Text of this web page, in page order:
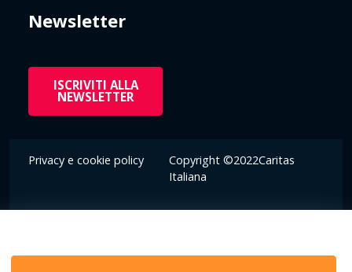
Newsletter
ISCRIVITI ALLA
NEWSLETTER
Privacy e cookie policy
Copyright ©2022Caritas
Italiana